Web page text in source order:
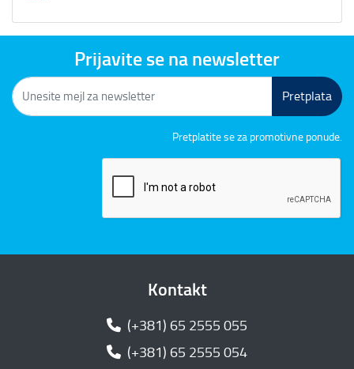
Prijavite se na newsletter
Pretplata
Pretplatite se za promotivne ponude.
Kontakt
(+381) 65 2555 055
(+381) 65 2555 054